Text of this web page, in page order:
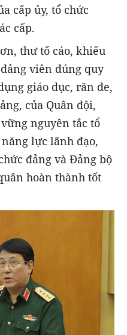
cấp ủy, tổ chức
cấp.
thư tố cáo, khiếu
viên đúng quy
giáo dục, răn đe,
của Quân đội,
nguyên tắc tổ
lực lãnh đạo,
đảng và Đảng bộ
hoàn thành tốt